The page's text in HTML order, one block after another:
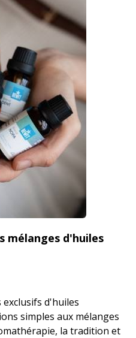
mélanges d'huiles
exclusifs d'huiles
simples aux mélanges
la tradition et